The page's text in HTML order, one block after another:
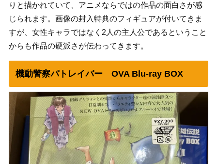
りと描かれていて、アニメならではの作品の面白さが感
じられます。画像の封入特典のフィギュアが付いてきま
すが、女性キャラではなく2人の主人公であるということ
からも作品の硬派さが伝わってきます。
機動警察パトレイバー OVA Blu-ray BOX